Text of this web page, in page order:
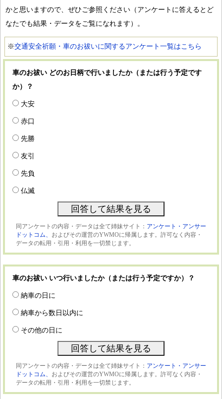
かと思いますので、ぜひご参照ください（アンケートに答えるとど
なたでも結果・データをご覧になれます）。
※交通安全祈願・車のお祓いに関するアンケート一覧はこちら
車のお祓い どのお日柄で行いましたか（または行う予定です
か）？
大安
赤口
先勝
友引
先負
仏滅
同アンケートの内容・データは全て姉妹サイト： アンケート・アンサー
ドットコム、 およびその運営のYWMOに帰属します。許可なく内容・
データの転用・引用・利用を一切禁じます。
車のお祓い いつ行いましたか（または行う予定ですか）？
納車の日に
納車から数日以内に
その他の日に
同アンケートの内容・データは全て姉妹サイト： アンケート・アンサー
ドットコム、 およびその運営のYWMOに帰属します。許可なく内容・
データの転用・引用・利用を一切禁じます。